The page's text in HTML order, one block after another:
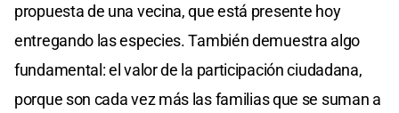
propuesta de una vecina, que está presente hoy
entregando las especies. También demuestra algo
fundamental: el valor de la participación ciudadana,
porque son cada vez más las familias que se suman a